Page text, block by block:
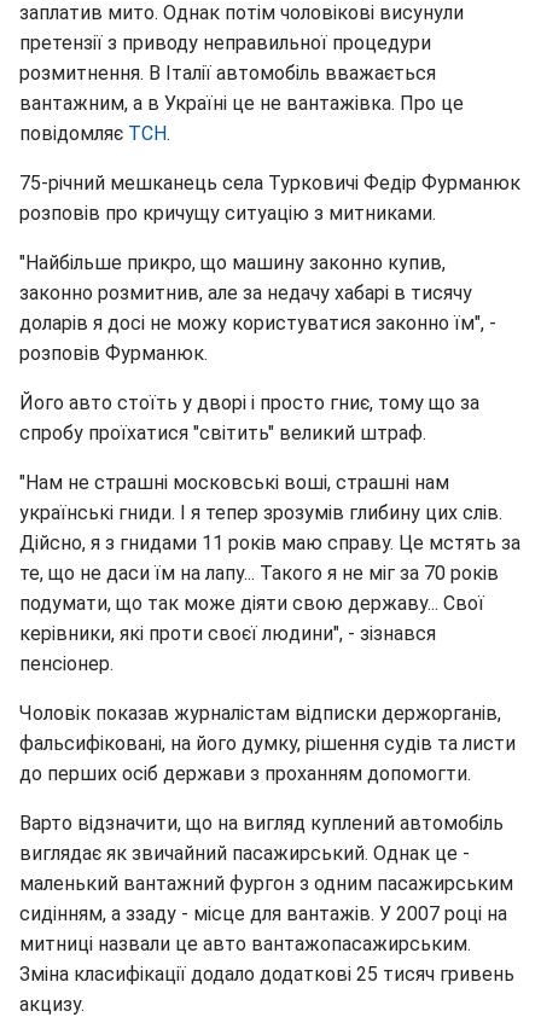
заплатив мито. Однак потім чоловікові висунули
претензії з приводу неправильної процедури
розмитнення. В Італії автомобіль вважається
вантажним, а в Україні це не вантажівка. Про це
повідомляє ТСН.
75-річний мешканець села Турковичі Федір Фурманюк
розповів про кричущу ситуацію з митниками.
"Найбільше прикро, що машину законно купив,
законно розмитнив, але за недачу хабарі в тисячу
доларів я досі не можу користуватися законно їм", -
розповів Фурманюк.
Його авто стоїть у дворі і просто гниє, тому що за
спробу проїхатися "світить" великий штраф.
"Нам не страшні московські воші, страшні нам
українські гниди. І я тепер зрозумів глибину цих слів.
Дійсно, я з гнидами 11 років маю справу. Це мстять за
те, що не даси їм на лапу... Такого я не міг за 70 років
подумати, що так може діяти свою державу... Свої
керівники, які проти своєї людини", - зізнався
пенсіонер.
Чоловік показав журналістам відписки держорганів,
фальсифіковані, на його думку, рішення судів та листи
до перших осіб держави з проханням допомогти.
Варто відзначити, що на вигляд куплений автомобіль
виглядає як звичайний пасажирський. Однак це -
маленький вантажний фургон з одним пасажирським
сидінням, а ззаду - місце для вантажів. У 2007 році на
митниці назвали це авто вантажопасажирським.
Зміна класифікації додало додаткові 25 тисяч гривень
акцизу.